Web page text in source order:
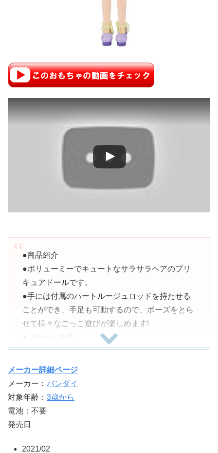
●商品紹介
●ボリューミーでキュートなサラサラヘアのプリ
キュアドールです。
●手には付属のハートルージュロッドを持たせる
ことができ、手足も可動するので、ポーズをとら
せて様々なごっこ遊びが楽しめます!
●［セット内容］
●・キュアコーラル本体…1体（ワンピース、アー
ムカバー、パンツ、靴下、レッグカバー、靴、ヘ
アアクセサリー、帽子、イヤリング着用)
●・ハートルージュロッド…1個
●（本商品に付属のセット内容以外、すべて別売
りです。）
●該当なし
メーカー詳細ページ
メーカー： バンダイ
対象年齢： 3歳から
電池：不要
発売日
2021/02